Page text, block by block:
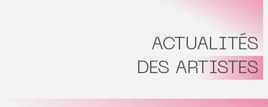
ACTUALITÉS
DES ARTISTES